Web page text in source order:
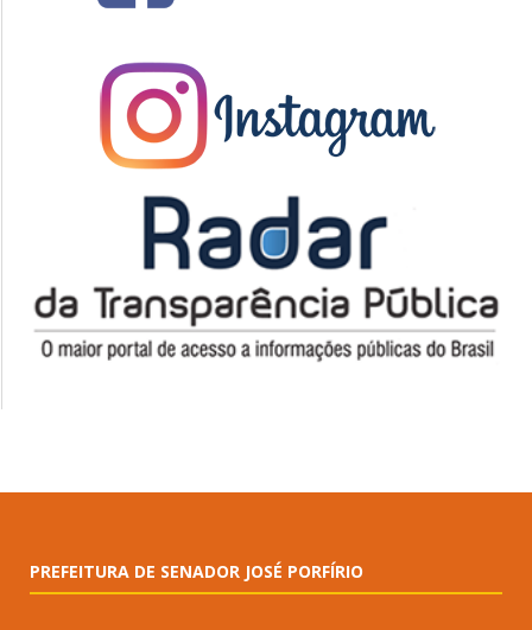
PREFEITURA DE SENADOR JOSÉ PORFÍRIO